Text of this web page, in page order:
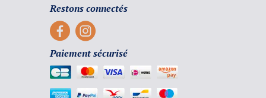
Restons connectés
Paiement sécurisé